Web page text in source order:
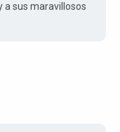
a sus maravillosos